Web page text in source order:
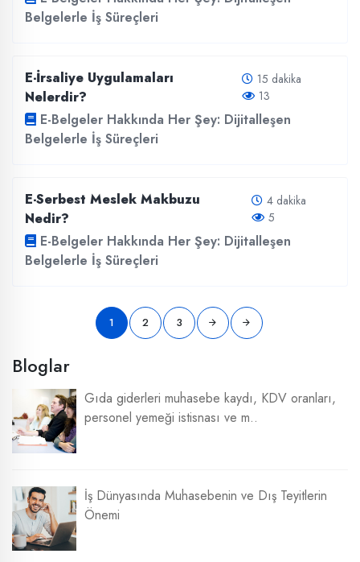
Belgelerle İş Süreçleri
E-İrsaliye Uygulamaları
Nelerdir?
15 dakika
13
E-Belgeler Hakkında Her Şey: Dijitalleşen
Belgelerle İş Süreçleri
E-Serbest Meslek Makbuzu
Nedir?
4 dakika
5
E-Belgeler Hakkında Her Şey: Dijitalleşen
Belgelerle İş Süreçleri
1 2 3
Bloglar
Gıda giderleri muhasebe kaydı, KDV oranları,
personel yemeği istisnası ve m..
İş Dünyasında Muhasebenin ve Dış Teyitlerin
Önemi